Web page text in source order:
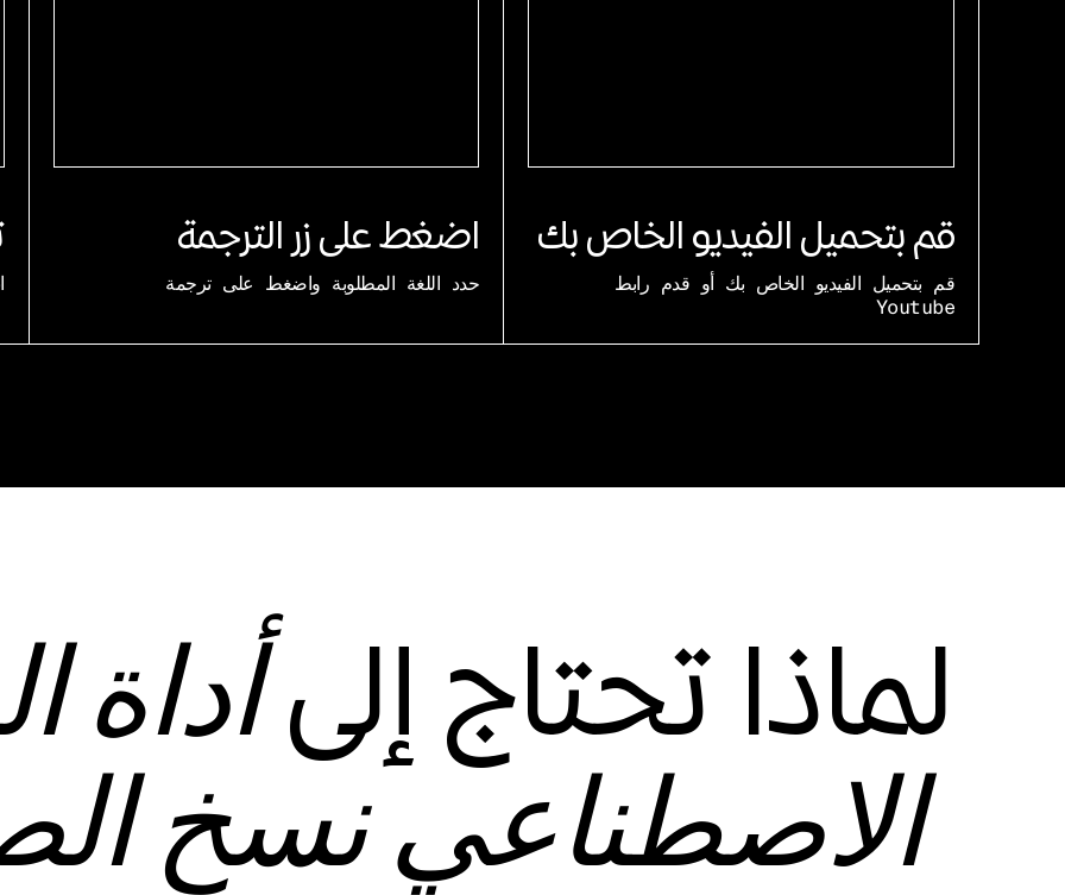
قم بتحميل الفيديو الخاص بك
قم بتحميل الفيديو الخاص بك أو قدم رابط
Youtube
اضغط على زر الترجمة
حدد اللغة المطلوبة واضغط على ترجمة
لماذا تحتاج إلىأداة
الاصطناعي نسخ